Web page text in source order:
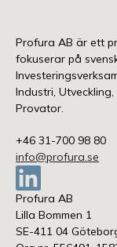
Profura AB är ett
fokuserar på
Industri,
Provator.
Profura AB
Lilla Bommen 1
SE-411 04
+46 31-700 98 80
info@profura.se